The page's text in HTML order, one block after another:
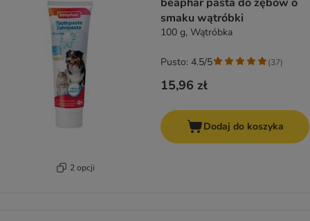
2 opcji
smaku wątróbki
100 g, Wątróbka
15,96 zł
Pusto: 4.5/5 (37)
Dodaj do koszyka